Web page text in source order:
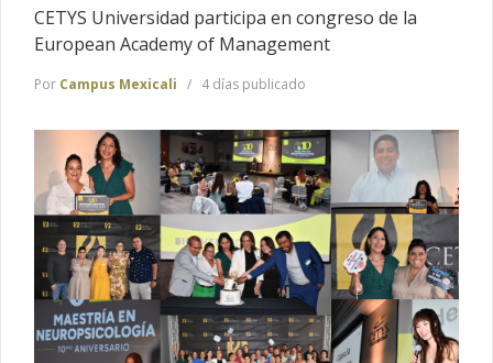
CETYS Universidad participa en congreso de la
European Academy of Management
Por Campus Mexicali 4 días publicado